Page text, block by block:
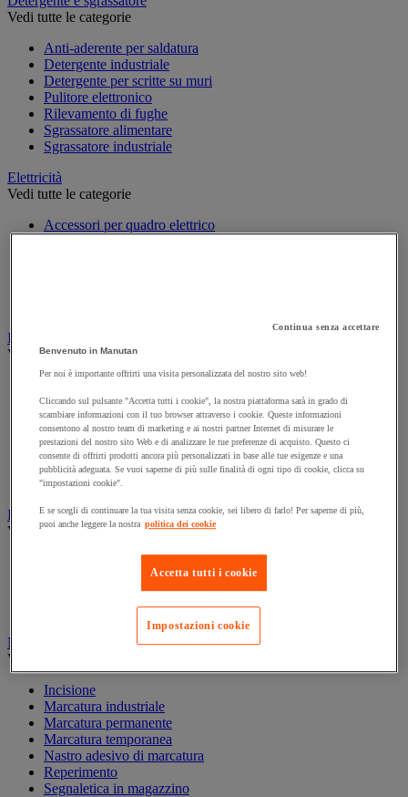
Vedi tutte le categorie
Anti-aderente per saldatura
Detergente industriale
Detergente per scritte su muri
Pulitore elettronico
Rilevamento di fughe
Sgrassatore alimentare
Sgrassatore industriale
Elettricità
Vedi tutte le categorie
Accessori per quadro elettrico
Illuminazione
Vedi tutte le categorie
Lampada da officina
Lampada frontale
Lampada portatile
Lampadina
Proiettore da cantiere
Torcia
Ingrassaggio e lubrificazione
Vedi tutte le categorie
Attrezzi per lubrificazione
Lubrificante e sbloccante
Marcatura
Vedi tutte le categorie
Incisione
Marcatura industriale
Marcatura permanente
Marcatura temporanea
Nastro adesivo di marcatura
Reperimento
Segnaletica in magazzino
Continua senza accettare
Benvenuto in Manutan
Per noi è importante offrirti una visita personalizzata del nostro sito web!
Cliccando sul pulsante "Accetta tutti i cookie", la nostra piattaforma sarà in grado di
scambiare informazioni con il tuo browser attraverso i cookie. Queste informazioni
consentono al nostro team di marketing e ai nostri partner Internet di misurare le
prestazioni del nostro sito Web e di analizzare le tue preferenze di acquisto. Questo ci
consente di offrirti prodotti ancora più personalizzati in base alle tue esigenze e una
pubblicità adeguata. Se vuoi saperne di più sulle finalità di ogni tipo di cookie, clicca su
"impostazioni cookie".
E se scegli di continuare la tua visita senza cookie, sei libero di farlo! Per saperne di più,
puoi anche leggere la nostra politica dei cookie
Accetta tutti i cookie
Impostazioni cookie